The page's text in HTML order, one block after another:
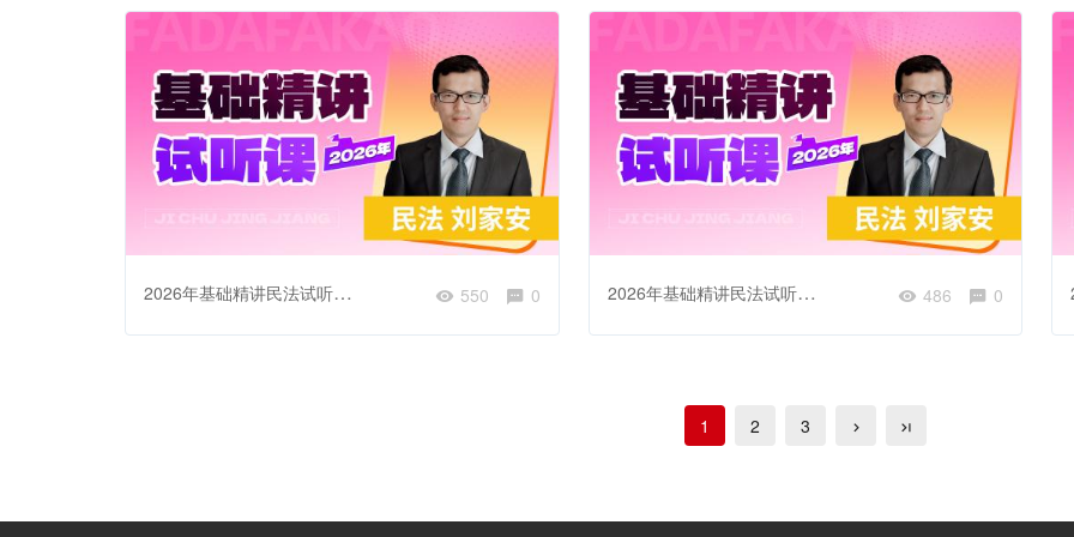
2026年基础精讲民法试听课-民事法律关系概述 550 0 2026年基础精讲民法试听课-民法的基本原则 486 0
1 2 3